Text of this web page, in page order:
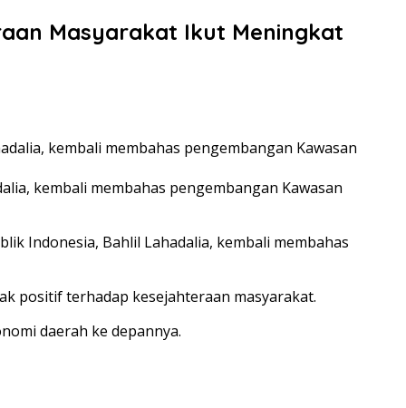
Masyarakat Ikut Meningkat
kembali membahas pengembangan Kawasan
Indonesia, Bahlil Lahadalia, kembali membahas
positif terhadap kesejahteraan masyarakat.
daerah ke depannya.